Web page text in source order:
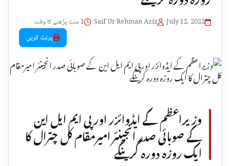
July 12, 2022
•
Saif Ur Rehman Aziz
•
1 منٹ پڑھنے کا وقت
پرنٹ کریں
وزیراعظم کے ایڈوائزر اور پی ایم ایل این
کے صوبائی صدر انجینئر امیرمقام کل چترال کا
ایک روزہ دورہ کرینگے